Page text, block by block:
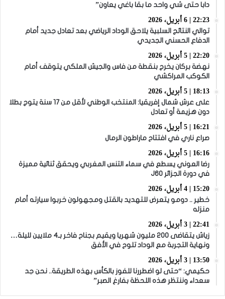
دابا حتى شي واحد ما بقا باغي يعاون”
22:23 | 6 أبريل، 2026
توالي النتائج السلبية يلاحق الوداد الرياضي بعد تعادل جديد أمام
الدفاع الحسني الجديدي
22:20 | 5 أبريل، 2026
نهضة بركان يخرج بنقطة من فاس والجيش الملكي يتوقف أمام
الكوكب المراكشي
18:13 | 5 أبريل، 2026
على عرش شمال إفريقيا: المنتخب الوطني لأقل من 17 سنة يتوج بطلا
دون هزيمة أو تعادل
16:21 | 5 أبريل، 2026
صراع ناري في افتتاح ماراطون الرمال
16:16 | 5 أبريل، 2026
رضا العوني يسطع في سماء التنس المغربي ويحقق ثنائية مميزة
في دورة الجزائر J60
15:20 | 4 أبريل، 2026
خطير .. دومو يتعرض للتهديد بالقتل ومجهولون خربوا سيارته أمام
منزله
22:41 | 3 أبريل، 2026
زياش يتقاضى 200 مليون شهريا ويقيم بجناح فاخر بـ4 ملايين لليلة…
ونهاية التجربة مع الوداد تلوح في الأفق
13:50 | 3 أبريل، 2026
حكيمي: “حتى لو اضطررنا للفوز بالكأس بهذه الطريقة.. نحن جد
سعداء وننتظر هذه اللحظة بفارغ الصبر”